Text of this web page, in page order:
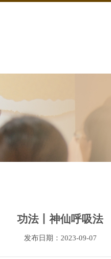
功法丨神仙呼吸法
发布日期：2023-09-07